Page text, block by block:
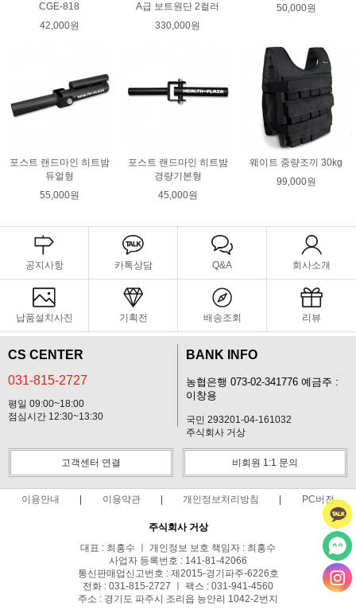
CGE-818
42,000원
A급 보트원단 2컬러
330,000원
50,000원
포스트 랜드마인 히트밤
듀얼형
55,000원
포스트 랜드마인 히트밤
경량기본형
45,000원
웨이트 중량조끼 30kg
99,000원
공지사항 카톡상담 Q&A 회사소개
납품설치사진 기획전 배송조회 리뷰
CS CENTER
031-815-2727
평일 09:00~18:00
점심시간 12:30~13:30
BANK INFO
농협은행 073-02-341776 예금주 :
이창용
국민 293201-04-161032
주식회사 거상
고객센터 연결 비회원 1:1 문의
이용안내 이용약관 개인정보처리방침 PC버전
주식회사 거상
대표 : 최홍수 ㅣ 개인정보 보호 책임자 : 최홍수
사업자 등록번호 : 141-81-42066
통신판매업신고번호 : 제2015-경기파주-6226호
전화 : 031-815-2727 ㅣ 팩스 : 031-941-4560
주소 : 경기도 파주시 조리읍 능안리 1042-2번지